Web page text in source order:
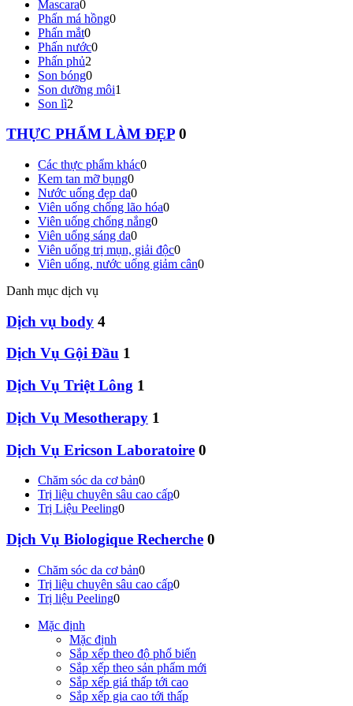
Mascara0
Phấn má hồng0
Phấn mắt0
Phấn nước0
Phấn phủ2
Son bóng0
Son dưỡng môi1
Son lì2
THỰC PHẨM LÀM ĐẸP 0
Các thực phẩm khác0
Kem tan mỡ bụng0
Nước uống đẹp da0
Viên uống chống lão hóa0
Viên uống chống nắng0
Viên uống sáng da0
Viên uống trị mụn, giải độc0
Viên uống, nước uống giảm cân0
Danh mục dịch vụ
Dịch vụ body 4
Dịch Vụ Gội Đầu 1
Dịch Vụ Triệt Lông 1
Dịch Vụ Mesotherapy 1
Dịch Vụ Ericson Laboratoire 0
Chăm sóc da cơ bản0
Trị liệu chuyên sâu cao cấp0
Trị Liệu Peeling0
Dịch Vụ Biologique Recherche 0
Chăm sóc da cơ bản0
Trị liệu chuyên sâu cao cấp0
Trị liệu Peeling0
Mặc định
Mặc định
Sắp xếp theo độ phổ biến
Sắp xếp theo sản phẩm mới
Sắp xếp giá thấp tới cao
Sắp xếp gia cao tới thấp